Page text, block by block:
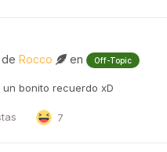
Rocco en Off-Topic
bonito recuerdo xD
7